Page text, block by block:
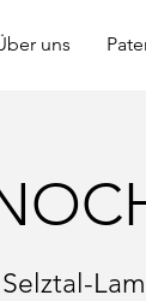
uns
Selztal-